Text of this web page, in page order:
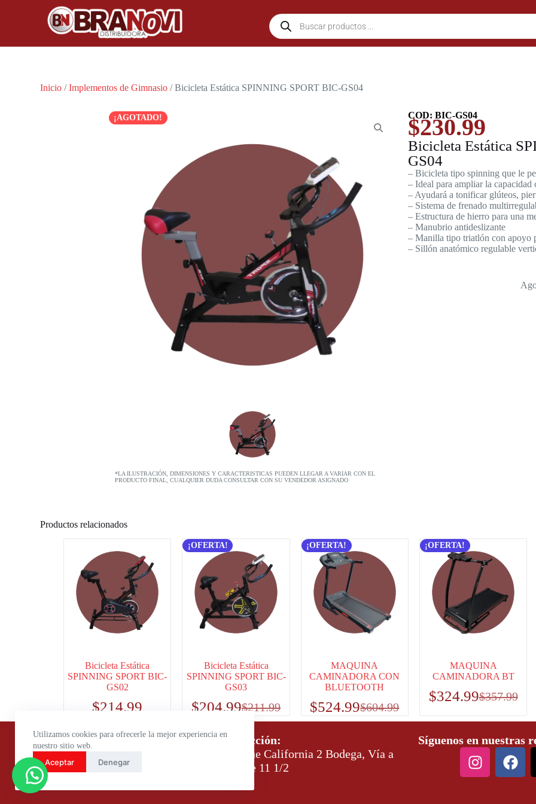
Utilizamos cookies para ofrecerle la mejor experiencia en
nuestro sitio web.
Aceptar Denegar
Inicio /Implementos de Gimnasio / Bicicleta Estática SPINNING SPORT BIC-GS04
¡AGOTADO!
*LA ILUSTRACIÓN, DIMENSIONES Y CARACTERISTICAS PUEDEN LLEGAR A VARIAR CON EL
PRODUCTO FINAL, CUALQUIER DUDA CONSULTAR CON SU VENDEDOR ASIGNADO
COD: BIC-GS04
$230.99
Bicicleta Estática
GS04
– Bicicleta tipo spinning que le
– Ideal para ampliar la
– Ayudará a tonificar glúteos,
– Sistema de frenado
– Estructura de hierro para una
– Manubrio antideslizante
– Manilla tipo triatlón con apoyo
– Sillón anatómico regulable
Productos relacionados
Bicicleta Estática
SPINNING SPORT BIC-
GS02
$214.99
¡OFERTA!
Bicicleta Estática
SPINNING SPORT BIC-
GS03
$211.99
$204.99
¡OFERTA!
MAQUINA
CAMINADORA CON
BLUETOOTH
$604.99
$524.99
¡OFERTA!
MAQUINA
CAMINADORA BT
$357.99
$324.99
Horario de atención:
Lunes a Viernes: 9:00 – 18:00
Sábados: 9:00 – 14:00
Dirección:
Parque California 2 Bodega, Vía a
Daule 11 1/2
Síguenos en nuestras